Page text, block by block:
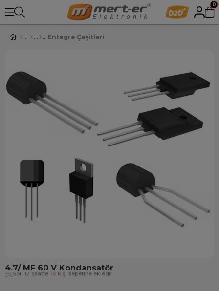
0
Entegre Çeşitleri
4.7/ MF 60 V Kondansatör
Son 12 saatte 12 kişi sepetine ekledi!